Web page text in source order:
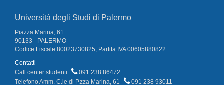
Università degli Studi di Palermo
Piazza Marina, 61
90133 - PALERMO
Codice Fiscale 80023730825, Partita IVA 00605880822
Contatti
Call center studenti
091 238 86472
Telefono Amm. C.le di P.zza Marina, 61
091 238 93011